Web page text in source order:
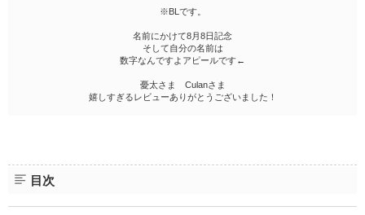
※BLです。
名前にかけて8月8日記念
そして自分の名前は
数字なんですよアピールです←
憂太さま Culanさま
嬉しすぎるレビューありがとうございました！
目次